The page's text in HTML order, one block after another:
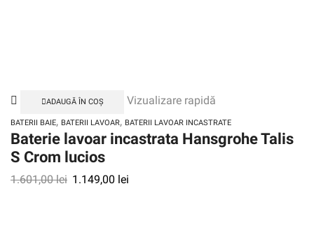
ADAUGĂ ÎN COȘ Vizualizare rapidă
BATERII BAIE, BATERII LAVOAR, BATERII LAVOAR INCASTRATE
Baterie lavoar incastrata Hansgrohe Talis
S Crom lucios
1.601,00lei 1.149,00 lei